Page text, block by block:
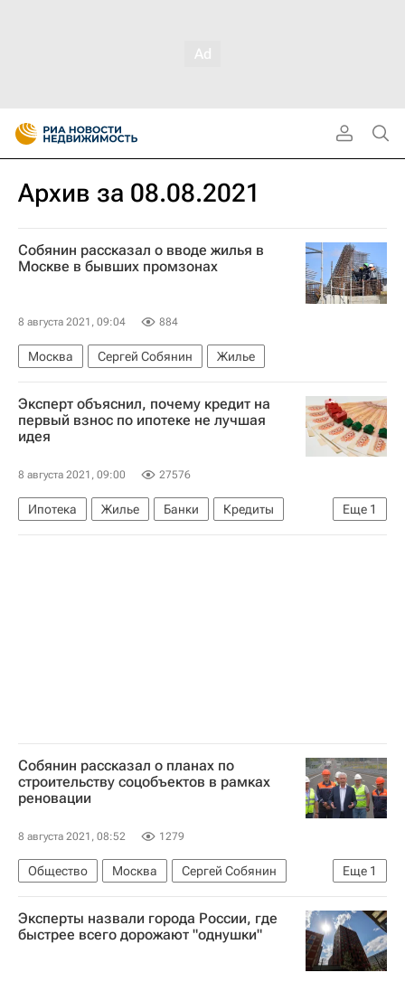
Архив за 08.08.2021
Собянин рассказал о вводе жилья в
Москве в бывших промзонах
8 августа 2021, 09:04 884
Москва Сергей Собянин Жилье
Эксперт объяснил, почему кредит на
первый взнос по ипотеке не лучшая
идея
8 августа 2021, 09:00 27576
Еще 1
Ипотека Жилье Банки
Кредиты
Сравни.ру
Собянин рассказал о планах по
строительству соцобъектов в рамках
реновации
8 августа 2021, 08:52 1279
Еще 1
Общество Москва
Сергей Собянин
Программа реновации в Москве
Эксперты назвали города России, где
быстрее всего дорожают "однушки"